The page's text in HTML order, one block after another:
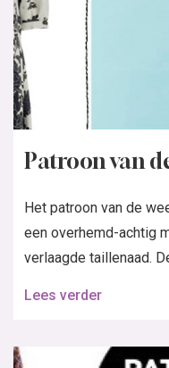
Patroon van
Het patroon van de
een overhemd-achtig
verlaagde taillenaad.
Lees verder